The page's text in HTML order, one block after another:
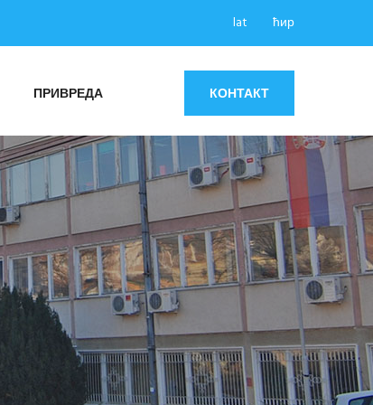
lat ћир
ПРИВРЕДА КОНТАКТ